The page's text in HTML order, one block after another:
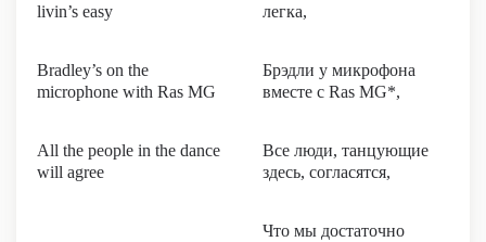
livin’s easy
легка,
Bradley’s on the
microphone with Ras MG
Брэдли у микрофона
вместе с Ras MG*,
All the people in the dance
will agree
Все люди, танцующие
здесь, согласятся,
Что мы достаточно